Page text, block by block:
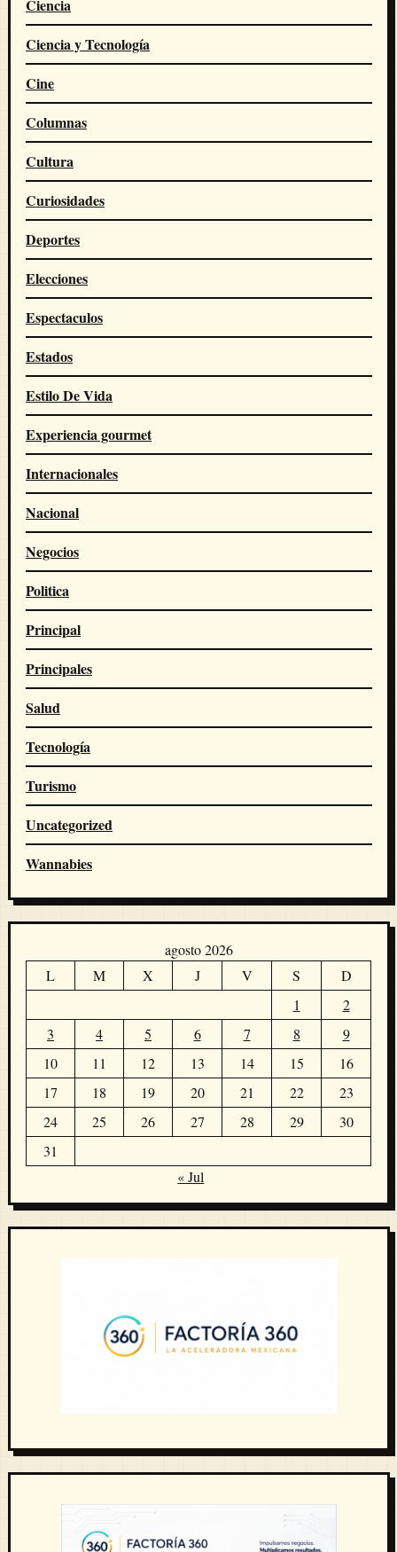
Ciencia
Ciencia y Tecnología
Cine
Columnas
Cultura
Curiosidades
Deportes
Elecciones
Espectaculos
Estados
Estilo De Vida
Experiencia gourmet
Internacionales
Nacional
Negocios
Politica
Principal
Principales
Salud
Tecnología
Turismo
Uncategorized
Wannabies
agosto 2026
L
M X J V S
D
1
2
3
4 5 6 7 8
9
10
11 12 13 14 15
16
17
18 19 20 21 22
23
24
25 26 27 28 29
30
31
« Jul